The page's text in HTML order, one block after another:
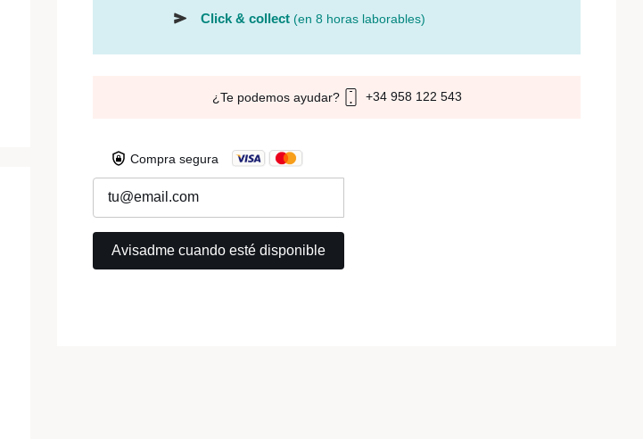
Click & collect (en 8 horas laborables)
¿Te podemos ayudar? +34 958 122 543
Compra segura